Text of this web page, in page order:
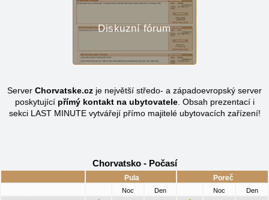
Diskuzní fórum
Server Chorvatske.cz je největší středo- a západoevropský server
poskytující přímý kontakt na ubytovatele. Obsah prezentací i
sekci LAST MINUTE vytvářejí přímo majitelé ubytovacích zařízení!
Chorvatsko - Počasí
Pula Poreč
Noc Den Noc Den